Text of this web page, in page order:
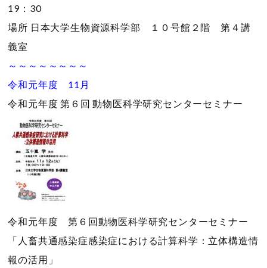
19：30
場所 日本大学生物資源科学部 １０号館２階 第４講
義室
～～～～～～～～
令和元年度 11月
令和元年度 第６回 動物医科学研究センターセミナー
令和元年度 第６回動物医科学研究センターセミナー
「人畜共通感染症感染症における計算科学：立体構造情
報の活用」